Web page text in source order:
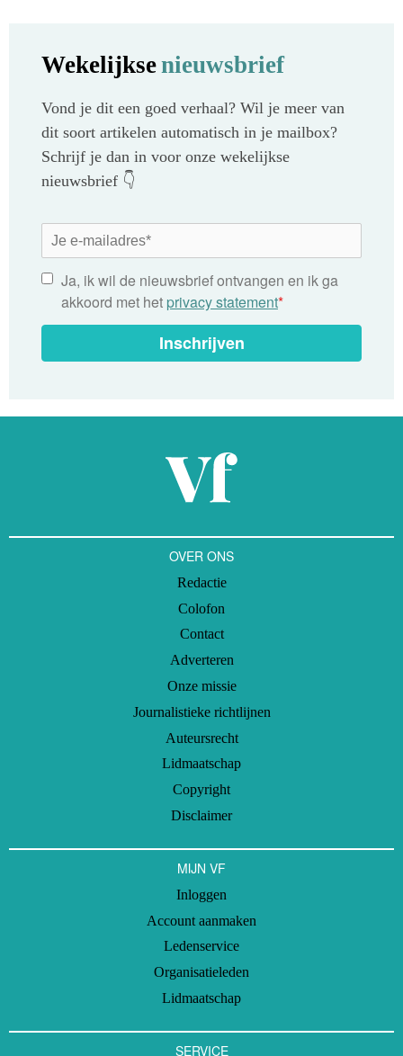
Wekelijksenieuwsbrief
Vond je dit een goed verhaal? Wil je meer van
dit soort artikelen automatisch in je mailbox?
Schrijf je dan in voor onze wekelijkse
nieuwsbrief 👇
Ja, ik wil de nieuwsbrief ontvangen en ik ga
akkoord met het privacy statement*
Inschrijven
OVER ONS
Redactie
Colofon
Contact
Adverteren
Onze missie
Journalistieke richtlijnen
Auteursrecht
Lidmaatschap
Copyright
Disclaimer
MIJN VF
Inloggen
Account aanmaken
Ledenservice
Organisatieleden
Lidmaatschap
SERVICE